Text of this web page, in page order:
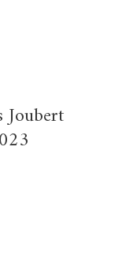
Joubert